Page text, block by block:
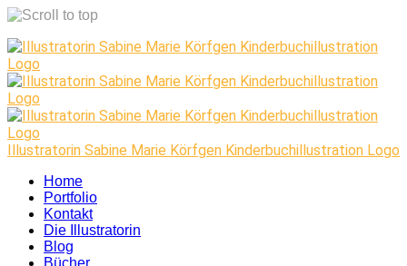
Skip
to
content
Illustratorin Sabine Marie Körfgen Kinderbuchillustration Logo
Home
Portfolio
Kontakt
Die Illustratorin
Blog
Bücher